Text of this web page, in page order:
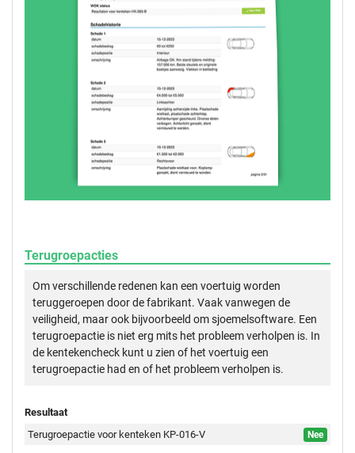
Terugroepacties
Om verschillende redenen kan een voertuig worden
teruggeroepen door de fabrikant. Vaak vanwegen de
veiligheid, maar ook bijvoorbeeld om sjoemelsoftware. Een
terugroepactie is niet erg mits het probleem verholpen is. In
de kentekencheck kunt u zien of het voertuig een
terugroepactie had en of het probleem verholpen is.
Resultaat
Terugroepactie voor kenteken KP-016-V
Nee